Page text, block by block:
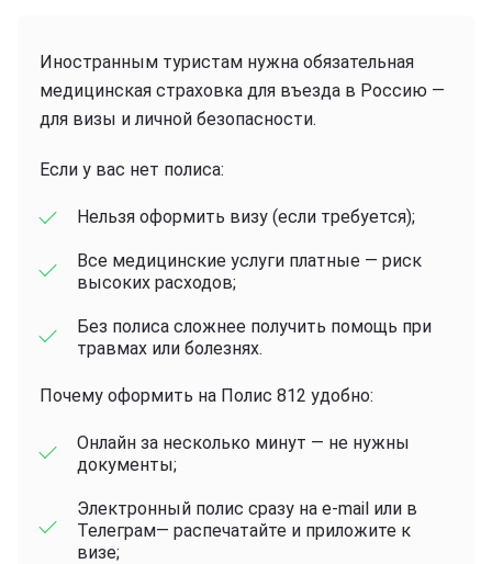
Иностранным туристам нужна обязательная
медицинская страховка для въезда в Россию —
для визы и личной безопасности.
Если у вас нет полиса:
Нельзя оформить визу (если требуется);
Все медицинские услуги платные — риск
высоких расходов;
Без полиса сложнее получить помощь при
травмах или болезнях.
Почему оформить на Полис 812 удобно:
Онлайн за несколько минут — не нужны
документы;
Электронный полис сразу на e-mail или в
Телеграм— распечатайте и приложите к
визе;